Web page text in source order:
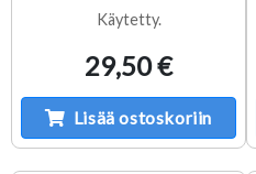
Käytetty.
29,50 €
Lisää ostoskoriin